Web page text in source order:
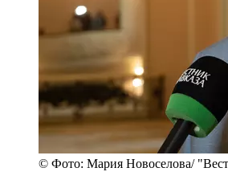
© Фото: Мария Новоселова/